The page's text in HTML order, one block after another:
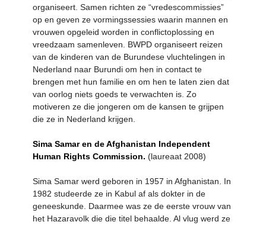
organiseert. Samen richten ze “vredescommissies”
op en geven ze vormingssessies waarin mannen en
vrouwen opgeleid worden in conflictoplossing en
vreedzaam samenleven. BWPD organiseert reizen
van de kinderen van de Burundese vluchtelingen in
Nederland naar Burundi om hen in contact te
brengen met hun familie en om hen te laten zien dat
van oorlog niets goeds te verwachten is. Zo
motiveren ze die jongeren om de kansen te grijpen
die ze in Nederland krijgen.
Sima Samar en de Afghanistan Independent
Human Rights Commission. (laureaat 2008)
Sima Samar werd geboren in 1957 in Afghanistan. In
1982 studeerde ze in Kabul af als dokter in de
geneeskunde. Daarmee was ze de eerste vrouw van
het Hazaravolk die die titel behaalde. Al vlug werd ze